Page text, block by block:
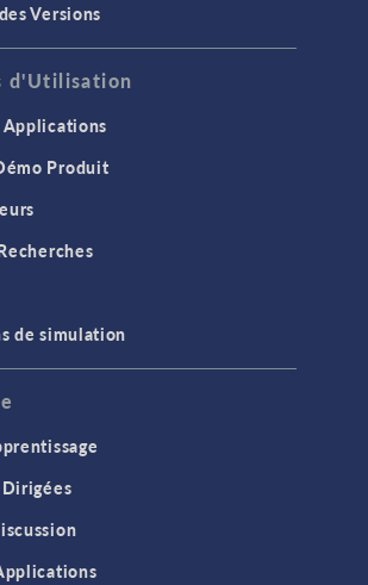
Versions
d'Utilisation
Produit
de simulation